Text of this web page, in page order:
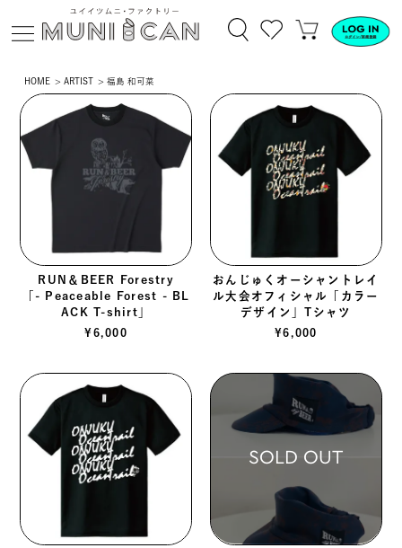
HOME ARTIST 福島 和可菜
RUN＆BEER Forestry
「- Peaceable Forest - BL
ACK T-shirt」
¥6,000
おんじゅくオーシャントレイ
ル大会オフィシャル「カラー
デザイン」Tシャツ
¥6,000
SOLD OUT